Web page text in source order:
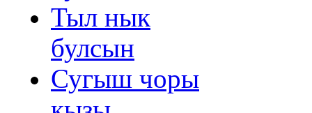
Тыл нык
булсын
Сугыш чоры